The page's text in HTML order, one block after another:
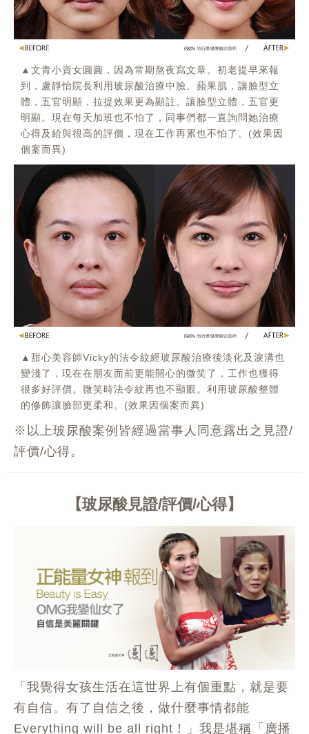
▲文青小資女圓圓，因為常期熬夜寫文章。初老提早來報
到，盧靜怡院長利用玻尿酸治療中臉、蘋果肌，讓臉型立
體，五官明顯，拉提效果更為顯註。讓臉型立體，五官更
明顯。現在每天加班也不怕了，同事們都一直詢問她治療
心得及給與很高的評價，現在工作再累也不怕了。(效果因
個案而異)
▲甜心美容師Vicky的法令紋經玻尿酸治療後淡化及淚溝也
變淺了，現在在朋友面前更能開心的微笑了，工作也獲得
很多好評價。微笑時法令紋再也不顯眼。利用玻尿酸整體
的修飾讓臉部更柔和。(效果因個案而異)
※以上玻尿酸案例皆經過當事人同意露出之見證/
評價/心得。
玻尿酸見證/評價/心得
「我覺得女孩生活在這世界上有個重點，就是要
有自信。有了自信之後，做什麼事情都能
Everything will be all right！」我是堪稱「廣播